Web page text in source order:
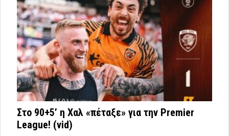
Στο 90+5’ η Χαλ «πέταξε» για την Premier
League! (vid)